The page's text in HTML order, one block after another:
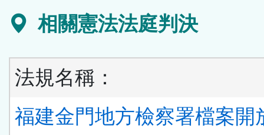
相關憲法法庭判決
法規名稱：
福建金門地方檢察署檔案開